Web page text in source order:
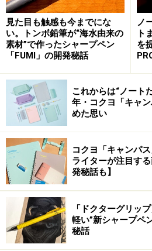
茶杯は急須にぴったりと入る。大
ですね。お茶は、ゴクリと飲み
さな茶杯だと味気なく感じてし
低めに入れたお茶を少量、舐め
味を感じたりするのですが、
り、人間の味覚の問題です。お
ら、ある程度の温度で、しっか
たいものです。その意味でも、
ないのです。
見た目も触感も今までにな
い。トンボ鉛筆が“海水由来の
素材”で作ったシャープペン
「FUMI」の開発秘話
ノ
ト
を
これからは“ノート
年・コクヨ「キャ
めた思い
コクヨ「キャンパ
ライターが注目す
発秘話も】
「ドクターグリッ
軽い”新シャープペ
秘話